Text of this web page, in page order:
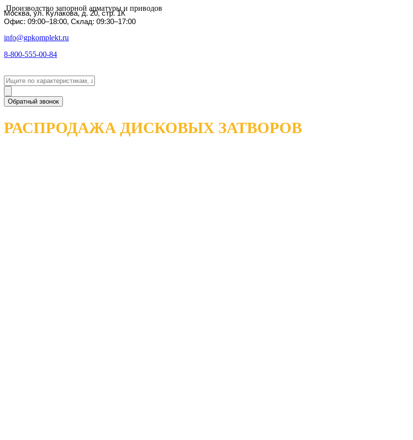
Производство запорной арматуры и приводов
Москва, ул. Кулакова, д. 20, стр. 1К
Офис: 09:00–18:00, Склад: 09:30–17:00
info@gpkomplekt.ru
8-800-555-00-84
Обратный звонок
РАСПРОДАЖА ДИСКОВЫХ ЗАТВОРОВ